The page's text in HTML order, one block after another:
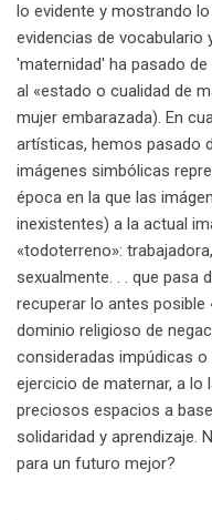
lo evidente y mostrando
evidencias de vocabulario
'maternidad' ha pasado
al «estado o cualidad de
mujer embarazada). En
artísticas, hemos pasado
imágenes simbólicas
época en la que las
inexistentes) a la actual
«todoterreno»:
sexualmente. . . que pasa
recuperar lo antes posible
dominio religioso de
consideradas impúdicas o
ejercicio de maternar, a
preciosos espacios a
solidaridad y aprendizaje.
para un futuro mejor?